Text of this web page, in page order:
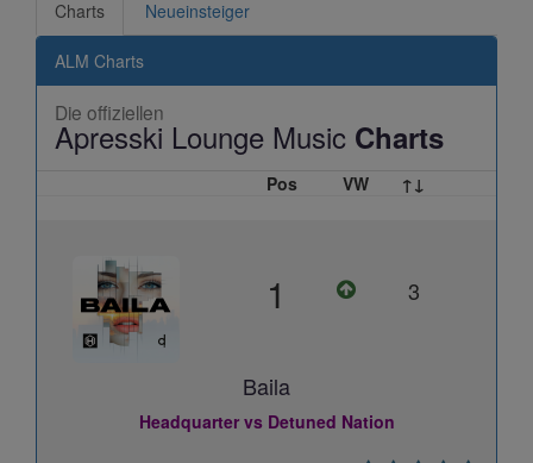
Charts Neueinsteiger
ALM Charts
Die offiziellen
Apresski Lounge Music Charts
Pos VW ↑↓
1 3
Baila
Headquarter vs Detuned Nation